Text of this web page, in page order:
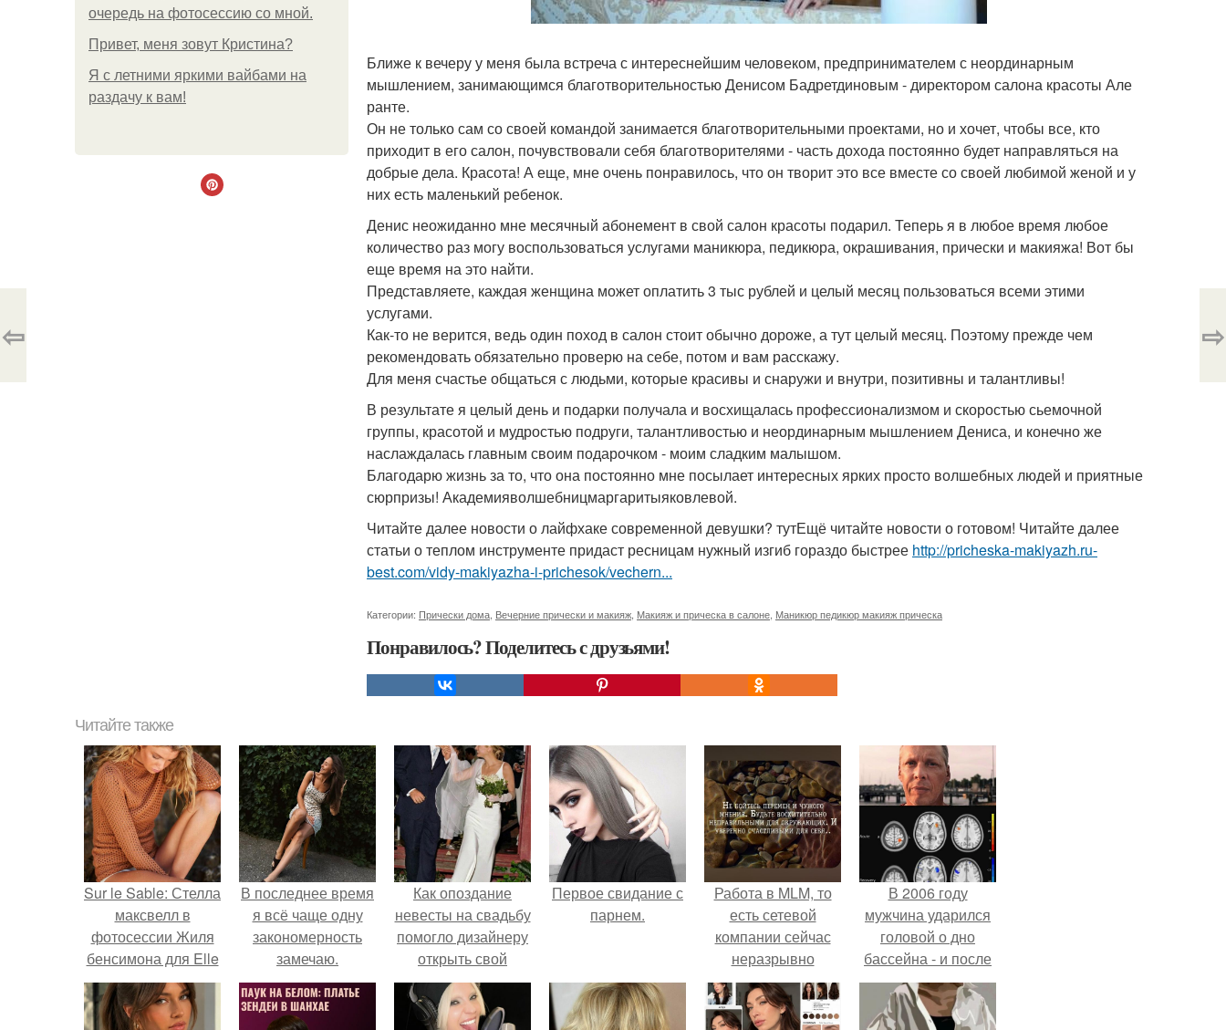
очередь на фотосессию со мной.
Привет, меня зовут Кристина?
Я с летними яркими вайбами на
раздачу к вам!
Ближе к вечеру у меня была встреча с интереснейшим человеком, предпринимателем с неординарным
мышлением, занимающимся благотворительностью Денисом Бадретдиновым - директором салона красоты Але
ранте.
Он не только сам со своей командой занимается благотворительными проектами, но и хочет, чтобы все, кто
приходит в его салон, почувствовали себя благотворителями - часть дохода постоянно будет направляться на
добрые дела. Красота! А еще, мне очень понравилось, что он творит это все вместе со своей любимой женой и у
них есть маленький ребенок.
Денис неожиданно мне месячный абонемент в свой салон красоты подарил. Теперь я в любое время любое
количество раз могу воспользоваться услугами маникюра, педикюра, окрашивания, прически и макияжа! Вот бы
еще время на это найти.
Представляете, каждая женщина может оплатить 3 тыс рублей и целый месяц пользоваться всеми этими
услугами.
Как-то не верится, ведь один поход в салон стоит обычно дороже, а тут целый месяц. Поэтому прежде чем
рекомендовать обязательно проверю на себе, потом и вам расскажу.
Для меня счастье общаться с людьми, которые красивы и снаружи и внутри, позитивны и талантливы!
В результате я целый день и подарки получала и восхищалась профессионализмом и скоростью сьемочной
группы, красотой и мудростью подруги, талантливостью и неординарным мышлением Дениса, и конечно же
наслаждалась главным своим подарочком - моим сладким малышом.
Благодарю жизнь за то, что она постоянно мне посылает интересных ярких просто волшебных людей и приятные
сюрпризы! Академияволшебницмаргаритыяковлевой.
Читайте далее новости о лайфхаке современной девушки? тутЕщё читайте новости о готовом! Читайте далее
статьи о теплом инструменте придаст ресницам нужный изгиб гораздо быстрее http://pricheska-makiyazh.ru-
best.com/vidy-makiyazha-i-prichesok/vechern...
Категории: Прически дома Вечерние прически и макияж Макияж и прическа в салоне Маникюр педикюр макияж прическа
Понравилось? Поделитесь с друзьями!
⇦ ⇨
Читайте также
Sur le Sable: Стелла
максвелл в
фотосессии Жиля
бенсимона для Elle
France April 2016.
В последнее время
я всё чаще одну
закономерность
замечаю.
Как опоздание
невесты на свадьбу
помогло дизайнеру
открыть свой
бренд.
Первое свидание с
парнем.
Работа в MLM, то
есть сетевой
компании сейчас
неразрывно
связана с создание
своего контента,
своей страницы в
В 2006 году
мужчина ударился
головой о дно
бассейна - и после
этого его жизнь
изменилась самым
странным образом.